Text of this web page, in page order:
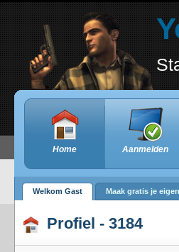
Home Aanmelden
Welkom Gast Maak gratis je
Profiel - 3184